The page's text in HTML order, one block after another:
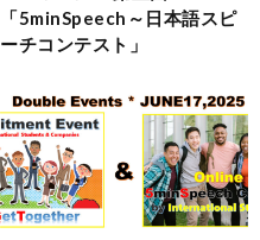
「5minSpeech～日本語スピ
ーチコンテスト」